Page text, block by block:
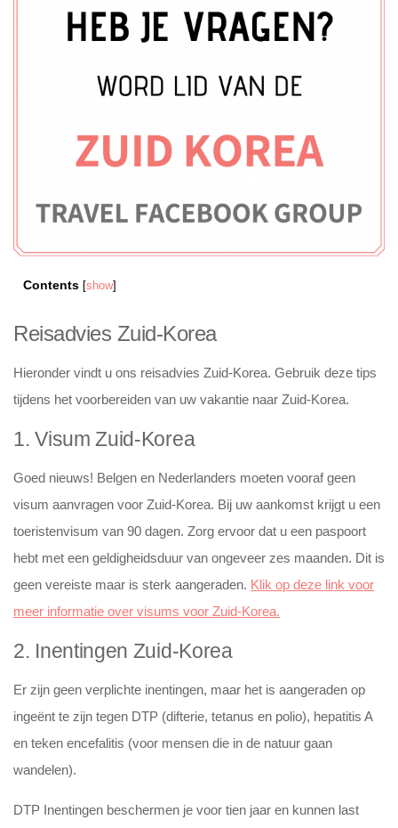
Contents [show]
Reisadvies Zuid-Korea
Hieronder vindt u ons reisadvies Zuid-Korea. Gebruik deze tips
tijdens het voorbereiden van uw vakantie naar Zuid-Korea.
1. Visum Zuid-Korea
Goed nieuws! Belgen en Nederlanders moeten vooraf geen
visum aanvragen voor Zuid-Korea. Bij uw aankomst krijgt u een
toeristenvisum van 90 dagen. Zorg ervoor dat u een paspoort
hebt met een geldigheidsduur van ongeveer zes maanden. Dit is
geen vereiste maar is sterk aangeraden. Klik op deze link voor
meer informatie over visums voor Zuid-Korea.
2. Inentingen Zuid-Korea
Er zijn geen verplichte inentingen, maar het is aangeraden op
ingeënt te zijn tegen DTP (difterie, tetanus en polio), hepatitis A
en teken encefalitis (voor mensen die in de natuur gaan
wandelen).
DTP Inentingen beschermen je voor tien jaar en kunnen last